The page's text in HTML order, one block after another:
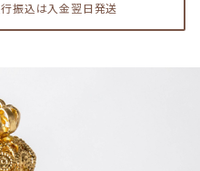
振込は入金翌日発送